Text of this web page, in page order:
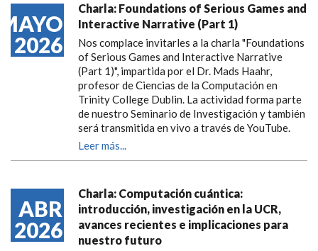
2026
Charla: Foundations of Serious Games and
Interactive Narrative (Part 1)
Nos complace invitarles a la charla "Foundations
of Serious Games and Interactive Narrative
(Part 1)", impartida por el Dr. Mads Haahr,
profesor de Ciencias de la Computación en
Trinity College Dublin. La actividad forma parte
de nuestro Seminario de Investigación y también
será transmitida en vivo a través de YouTube.
Leer más...
ABR
2026
Charla: Computación cuántica:
introducción, investigación en la UCR,
avances recientes e implicaciones para
nuestro futuro